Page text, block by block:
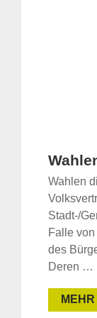
Wahlen
Stadt-/
Falle
des
Deren …